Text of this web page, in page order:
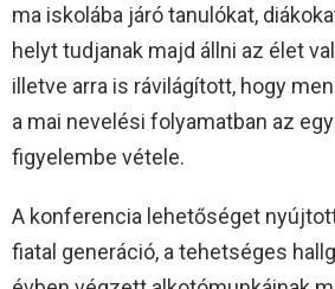
ma iskolába járó tanulókat,
helyt tudjanak majd állni az élet
illetve arra is rávilágított, hogy
a mai nevelési folyamatban az
figyelembe vétele.
A konferencia lehetőséget
fiatal generáció, a tehetséges